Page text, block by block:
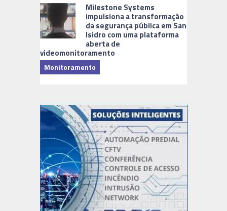
Milestone Systems
impulsiona a transformação
da segurança pública em San
Isidro com uma plataforma
aberta de
videomonitoramento
Monitoramento